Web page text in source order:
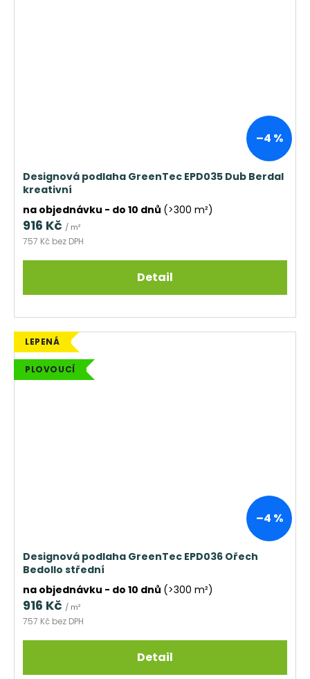
–4 %
Designová podlaha GreenTec EPD035 Dub Berdal
kreativní
na objednávku - do 10 dnů (>300 m²)
757 Kč bez DPH
916 Kč / m²
Detail
LEPENÁ
PLOVOUCÍ
–4 %
Designová podlaha GreenTec EPD036 Ořech
Bedollo střední
na objednávku - do 10 dnů (>300 m²)
757 Kč bez DPH
916 Kč / m²
Detail